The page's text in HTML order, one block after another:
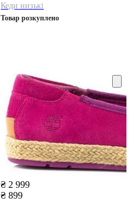
Кеди низькі
Товар розкуплено
₴ 2 999
₴ 899